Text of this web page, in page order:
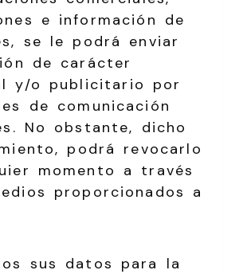
e información de
se le podrá enviar
de carácter
y/o publicitario por
de comunicación
No obstante, dicho
podrá revocarlo
momento a través
proporcionados a
sus datos para la